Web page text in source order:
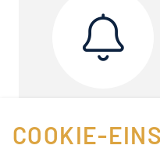
COOKIE-